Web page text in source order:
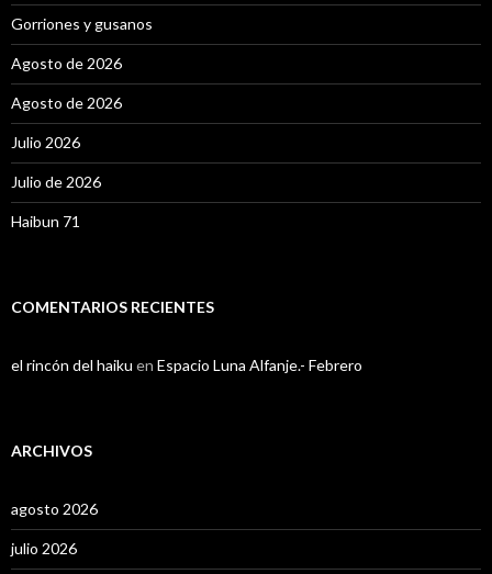
Gorriones y gusanos
Agosto de 2026
Agosto de 2026
Julio 2026
Julio de 2026
Haibun 71
COMENTARIOS RECIENTES
el rincón del haiku en Espacio Luna Alfanje.- Febrero
ARCHIVOS
agosto 2026
julio 2026